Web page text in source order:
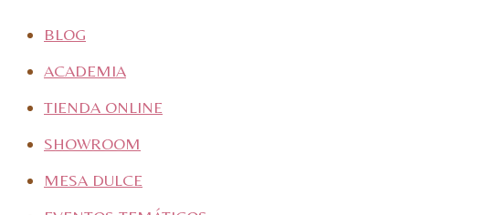
BLOG
ACADEMIA
TIENDA ONLINE
SHOWROOM
MESA DULCE